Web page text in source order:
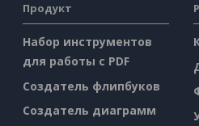
Продукт
Набор инструментов
для работы с PDF
Создатель флипбуков
Создатель диаграмм